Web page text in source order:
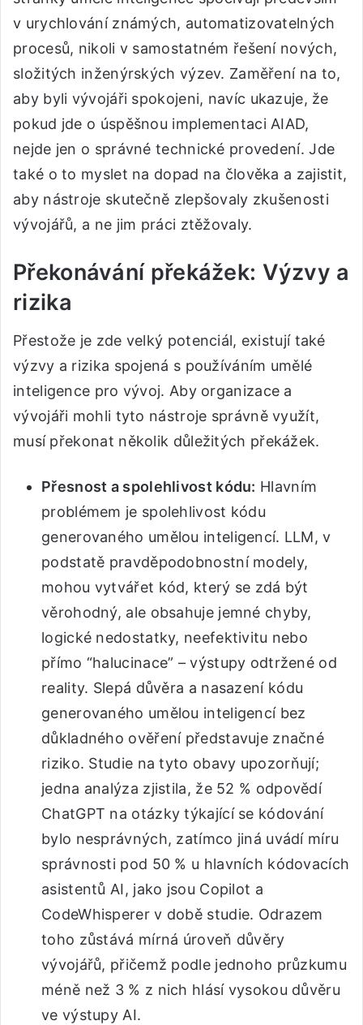
v urychlování známých, automatizovatelných
procesů, nikoli v samostatném řešení nových,
složitých inženýrských výzev. Zaměření na to,
aby byli vývojáři spokojeni, navíc ukazuje, že
pokud jde o úspěšnou implementaci AIAD,
nejde jen o správné technické provedení. Jde
také o to myslet na dopad na člověka a zajistit,
aby nástroje skutečně zlepšovaly zkušenosti
vývojářů, a ne jim práci ztěžovaly.
Překonávání překážek: Výzvy a
rizika
Přestože je zde velký potenciál, existují také
výzvy a rizika spojená s používáním umělé
inteligence pro vývoj. Aby organizace a
vývojáři mohli tyto nástroje správně využít,
musí překonat několik důležitých překážek.
Přesnost a spolehlivost kódu: Hlavním
problémem je spolehlivost kódu
generovaného umělou inteligencí. LLM, v
podstatě pravděpodobnostní modely,
mohou vytvářet kód, který se zdá být
věrohodný, ale obsahuje jemné chyby,
logické nedostatky, neefektivitu nebo
přímo “halucinace” – výstupy odtržené od
reality. Slepá důvěra a nasazení kódu
generovaného umělou inteligencí bez
důkladného ověření představuje značné
riziko. Studie na tyto obavy upozorňují;
jedna analýza zjistila, že 52 % odpovědí
ChatGPT na otázky týkající se kódování
bylo nesprávných, zatímco jiná uvádí míru
správnosti pod 50 % u hlavních kódovacích
asistentů AI, jako jsou Copilot a
CodeWhisperer v době studie. Odrazem
toho zůstává mírná úroveň důvěry
vývojářů, přičemž podle jednoho průzkumu
méně než 3 % z nich hlásí vysokou důvěru
ve výstupy AI.